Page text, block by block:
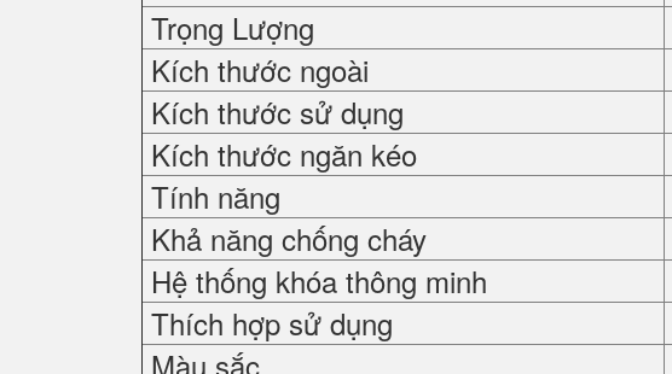
Trọng Lượng
Kích thước ngoài
Kích thước sử dụng
Kích thước ngăn kéo
Tính năng
Khả năng chống cháy
Hệ thống khóa thông minh
Thích hợp sử dụng
Màu sắc